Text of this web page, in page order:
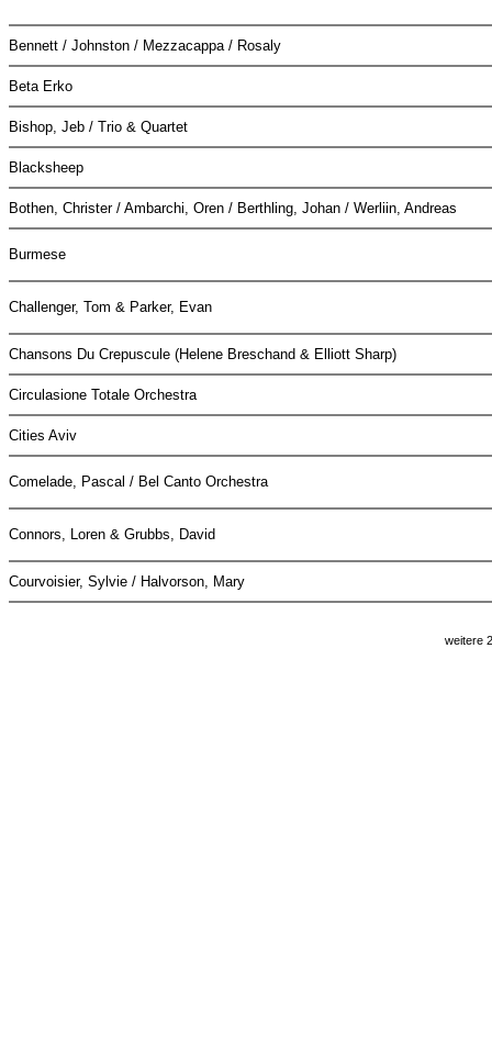
Bennett / Johnston / Mezzacappa / Rosaly
Beta Erko
Bishop, Jeb / Trio & Quartet
Blacksheep
Bothen, Christer / Ambarchi, Oren / Berthling, Johan / Werliin, Andreas
Burmese
Challenger, Tom & Parker, Evan
Chansons Du Crepuscule (Helene Breschand & Elliott Sharp)
Circulasione Totale Orchestra
Cities Aviv
Comelade, Pascal / Bel Canto Orchestra
Connors, Loren & Grubbs, David
Courvoisier, Sylvie / Halvorson, Mary
weitere